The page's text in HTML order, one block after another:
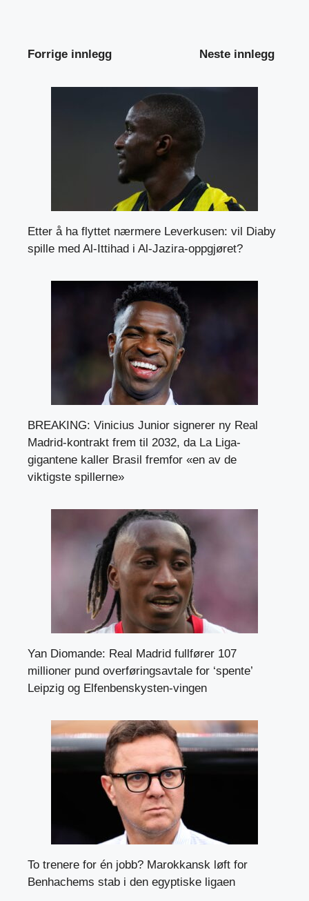
Forrige innlegg Neste innlegg
Etter å ha flyttet nærmere Leverkusen: vil Diaby
spille med Al-Ittihad i Al-Jazira-oppgjøret?
BREAKING: Vinicius Junior signerer ny Real
Madrid-kontrakt frem til 2032, da La Liga-
gigantene kaller Brasil fremfor «en av de
viktigste spillerne»
Yan Diomande: Real Madrid fullfører 107
millioner pund overføringsavtale for ‘spente’
Leipzig og Elfenbenskysten-vingen
To trenere for én jobb? Marokkansk løft for
Benhachems stab i den egyptiske ligaen